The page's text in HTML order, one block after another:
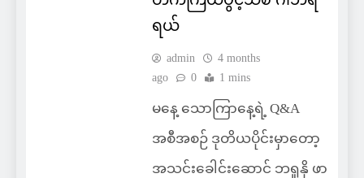
ရယ်
admin
4 months
ago
0 1 mins
မနေ့ သောကြာနေ့ရဲ့ Q&A
အစီအစဉ် ဒုတိယပိုင်းမှာတော့
အသင်းခေါင်းဆောင် ဘရူနို ဖာ